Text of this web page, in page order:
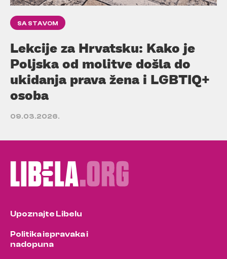
SA STAVOM
Lekcije za Hrvatsku: Kako je
Poljska od molitve došla do
ukidanja prava žena i LGBTIQ+
osoba
09.03.2026.
Upoznajte Libelu
Politika ispravaka i
nadopuna